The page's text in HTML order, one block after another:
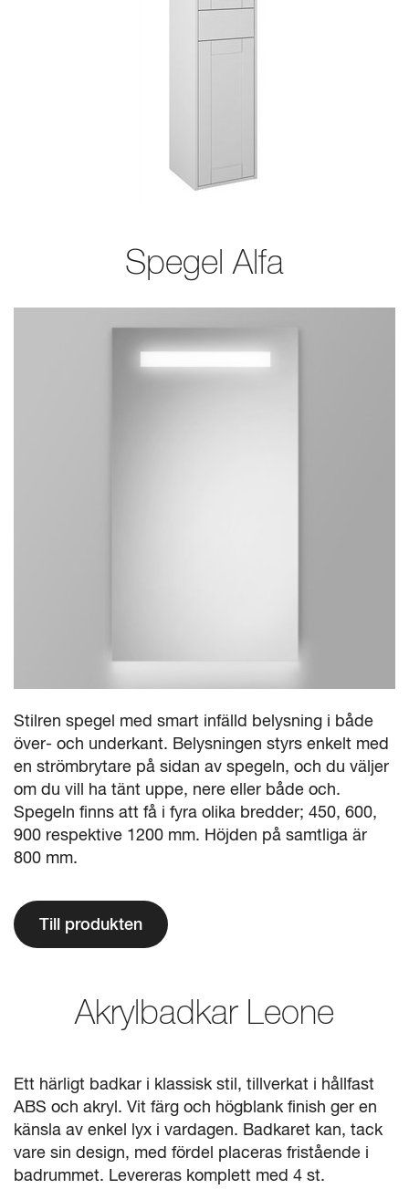
Spegel Alfa
Stilren spegel med smart infälld belysning i både
över- och underkant. Belysningen styrs enkelt med
en strömbrytare på sidan av spegeln, och du väljer
om du vill ha tänt uppe, nere eller både och.
Spegeln finns att få i fyra olika bredder; 450, 600,
900 respektive 1200 mm. Höjden på samtliga är
800 mm.
Till produkten
Akrylbadkar Leone
Ett härligt badkar i klassisk stil, tillverkat i hållfast
ABS och akryl. Vit färg och högblank finish ger en
känsla av enkel lyx i vardagen. Badkaret kan, tack
vare sin design, med fördel placeras fristående i
badrummet. Levereras komplett med 4 st.